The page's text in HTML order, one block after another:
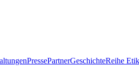
PressePartnerGeschichteReihe